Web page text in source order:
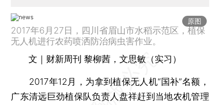
原图
2017年6月27日，四川省眉山市水稻示范区，植保
无人机进行农药喷洒防治病虫害作业。
文｜财新周刊 黎柳茜，文思敏（实习）
2017年12月，为拿到植保无人机“国补”名额，
广东清远巨劲植保队负责人盘祥赶到当地农机管理